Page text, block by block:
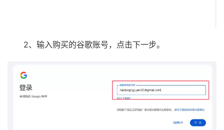
2、输入购买的谷歌账号，点击下一步。